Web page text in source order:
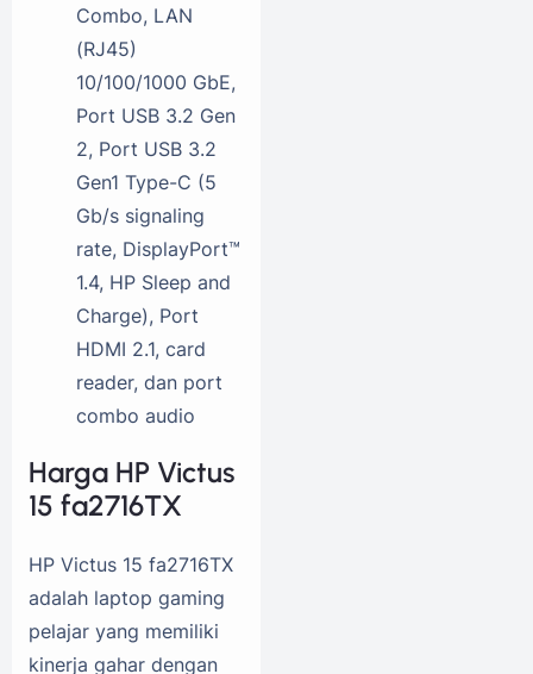
Combo, LAN
(RJ45)
10/100/1000 GbE,
Port USB 3.2 Gen
2, Port USB 3.2
Gen1 Type-C (5
Gb/s signaling
rate, DisplayPort™
1.4, HP Sleep and
Charge), Port
HDMI 2.1, card
reader, dan port
combo audio
Harga HP Victus
15 fa2716TX
HP Victus 15 fa2716TX
adalah laptop gaming
pelajar yang memiliki
kinerja gahar dengan